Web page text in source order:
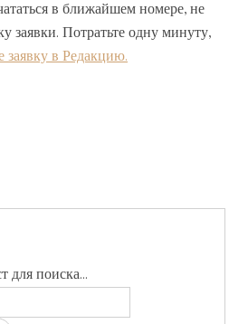
в ближайшем номере, не
заявки. Потратьте одну минуту,
заявку в Редакцию.
для поиска...